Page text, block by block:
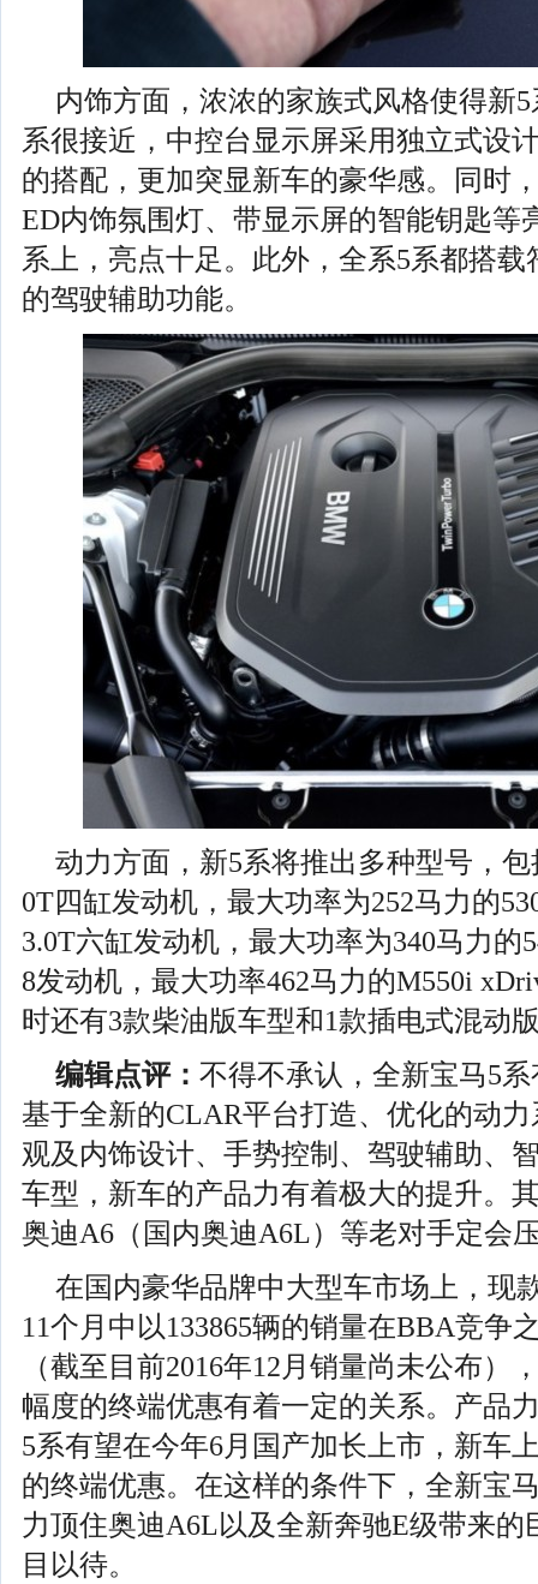
内饰方面，浓浓的家族式风格使得新
系很接近，中控台显示屏采用独立式设
的搭配，更加突显新车的豪华感。同时
ED内饰氛围灯、带显示屏的智能钥匙等
系上，亮点十足。此外，全系5系都搭
的驾驶辅助功能。
动力方面，新5系将推出多种型号，
0T四缸发动机，最大功率为252马力的
3.0T六缸发动机，最大功率为340马力的
8发动机，最大功率462马力的M550i
时还有3款柴油版车型和1款插电式混动
编辑点评：不得不承认，全新宝马5
基于全新的CLAR平台打造、优化的动
观及内饰设计、手势控制、驾驶辅助、
车型，新车的产品力有着极大的提升。
奥迪A6（国内奥迪A6L）等老对手定会
在国内豪华品牌中大型车市场上，现
11个月中以133865辆的销量在BBA竞争
（截至目前2016年12月销量尚未公布）
幅度的终端优惠有着一定的关系。产品
5系有望在今年6月国产加长上市，新车
的终端优惠。在这样的条件下，全新宝
力顶住奥迪A6L以及全新奔驰E级带来的
目以待。